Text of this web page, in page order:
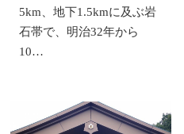
5km、地下1.5kmに及ぶ岩
石帯で、明治32年から
10…